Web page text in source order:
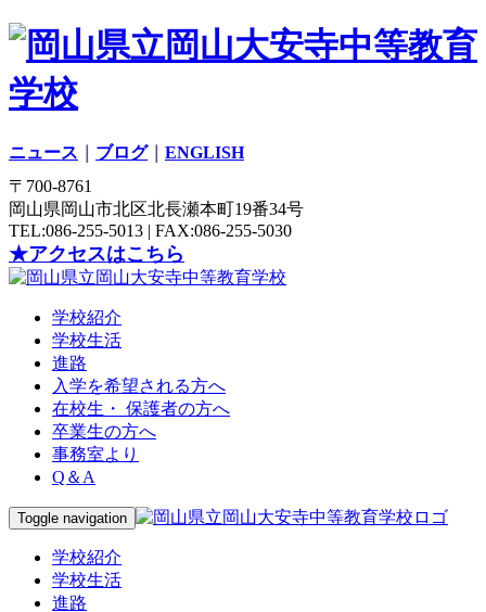
ニュース ブログ｜ ENGLISH
〒700-8761
岡山県岡山市北区北長瀬本町19番34号
TEL:086-255-5013 | FAX:086-255-5030
★アクセスはこちら
学校紹介
学校生活
進路
入学を希望される方へ
在校生・ 保護者の方へ
卒業生の方へ
事務室より
Q＆A
Toggle navigation
学校紹介
学校生活
進路